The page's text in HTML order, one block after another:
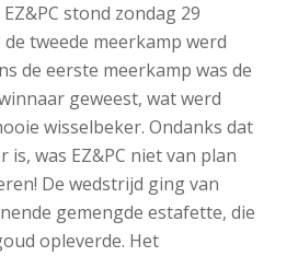
stond zondag 29
tweede meerkamp werd
de eerste meerkamp was de
geweest, wat werd
wisselbeker. Ondanks dat
is, was EZ&PC niet van plan
De wedstrijd ging van
gemengde estafette, die
opleverde. Het